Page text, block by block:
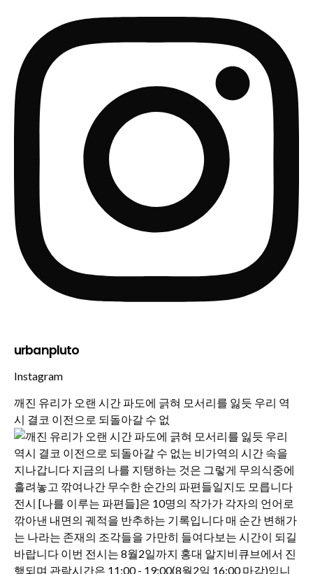
urbanpluto
Instagram
깨진 유리가 오랜 시간 파도에 긁혀 모서리를 잃듯 우리 역
시 결코 이전으로 되돌아갈 수 없